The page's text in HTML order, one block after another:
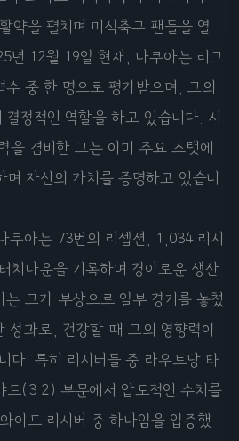
약을 펼치며 미식축구 팬들을 열
년 12월 19일 현재, 나쿠아는 리그
수 중 한 명으로 평가받으며, 그의
정적인 역할을 하고 있습니다. 시
을 겸비한 그는 이미 주요 스탯에
자신의 가치를 증명하고 있습니
쿠아는 73번의 리셉션, 1,034 리시
치다운을 기록하며 경이로운 생산
는 그가 부상으로 일부 경기를 놓쳤
성과로, 건강할 때 그의 영향력이
다. 특히 리시버들 중 라우트당 타
(3.2) 부문에서 압도적인 수치를
이드 리시버 중 하나임을 입증했